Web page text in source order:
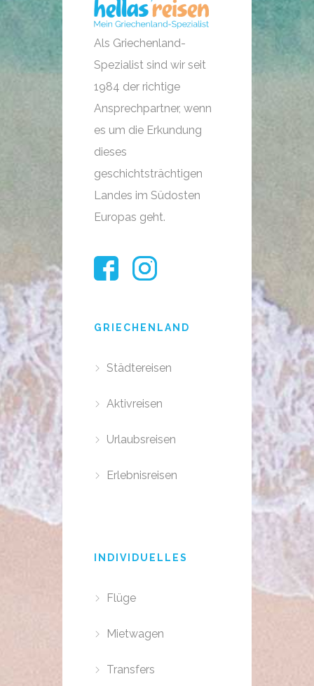
Als Griechenland-
Spezialist sind wir seit
1984 der richtige
Ansprechpartner, wenn
es um die Erkundung
dieses
geschichtsträchtigen
Landes im Südosten
Europas geht.
GRIECHENLAND
Städtereisen
Aktivreisen
Urlaubsreisen
Erlebnisreisen
INDIVIDUELLES
Flüge
Mietwagen
Transfers